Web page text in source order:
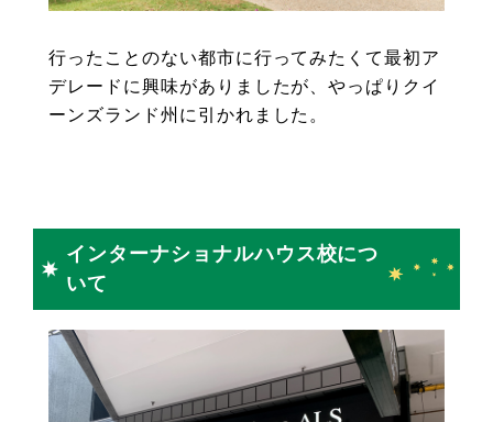
行ったことのない都市に行ってみたくて最初ア
デレードに興味がありましたが、やっぱりクイ
ーンズランド州に引かれました。
インターナショナルハウス校につ
いて